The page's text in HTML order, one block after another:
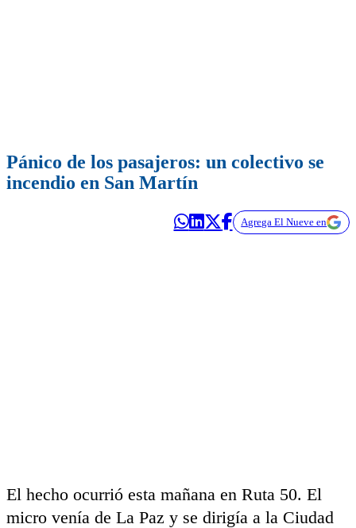
Pánico de los pasajeros: un colectivo se
incendio en San Martín
Agrega El Nueve en
El hecho ocurrió esta mañana en Ruta 50. El
micro venía de La Paz y se dirigía a la Ciudad